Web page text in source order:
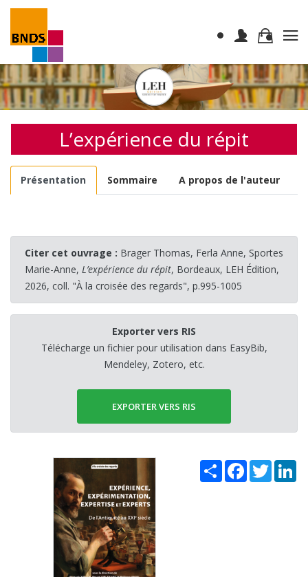
L’expérience du répit
Présentation Sommaire A propos de l'auteur
Citer cet ouvrage : Brager Thomas, Ferla Anne, Sportes
Marie-Anne, L’expérience du répit, Bordeaux, LEH Édition,
2026, coll. "À la croisée des regards", p.995-1005
Exporter vers RIS
Télécharge un fichier pour utilisation dans EasyBib,
Mendeley, Zotero, etc.
EXPORTER VERS RIS
Share Facebook
Twitter